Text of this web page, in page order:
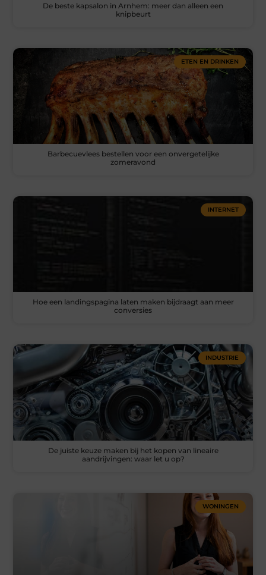
De beste kapsalon in Arnhem: meer dan alleen een
knipbeurt
ETEN EN DRINKEN
Barbecuevlees bestellen voor een onvergetelijke
zomeravond
INTERNET
Hoe een landingspagina laten maken bijdraagt aan meer
conversies
INDUSTRIE
De juiste keuze maken bij het kopen van lineaire
aandrijvingen: waar let u op?
WONINGEN